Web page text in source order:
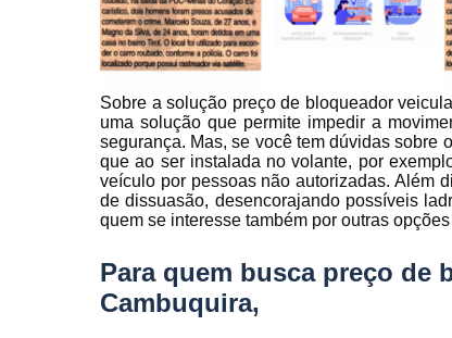
de
de
para
Sobre a solução preço de bloqueador
uma solução que permite impedir a
segurança. Mas, se você tem dúvidas sobre
que ao ser instalada no volante, por
veículo por pessoas não autorizadas. Além
de dissuasão, desencorajando possíveis
quem se interesse também por outras
Para quem busca preço de
Cambuquira,